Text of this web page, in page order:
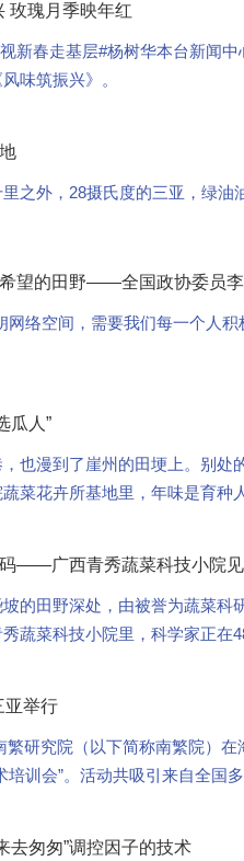
玫瑰月季映年红
新春走基层#杨树华本台新闻
味筑振兴》。
之外，28摄氏度的三亚，绿油
希望的田野——全国政协委员李
网络空间，需要我们每一个人
瓜人”
也漫到了崖州的田埂上。别处
菜花卉所基地里，年味是育种
码——广西青秀蔬菜科技小院
的田野深处，由被誉为蔬菜科
蔬菜科技小院里，科学家正在
亚举行
研究院（以下简称南繁院）
训会”。活动共吸引来自全国
去匆匆”调控因子的技术